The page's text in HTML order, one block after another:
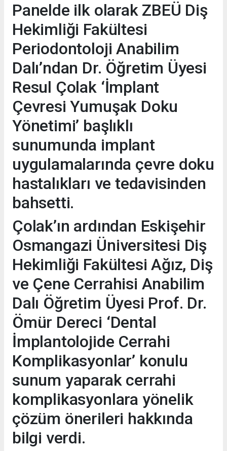
Panelde ilk olarak ZBEÜ Diş
Hekimliği Fakültesi
Periodontoloji Anabilim
Dalı’ndan Dr. Öğretim Üyesi
Resul Çolak ‘İmplant
Çevresi Yumuşak Doku
Yönetimi’ başlıklı
sunumunda implant
uygulamalarında çevre doku
hastalıkları ve tedavisinden
bahsetti.
Çolak’ın ardından Eskişehir
Osmangazi Üniversitesi Diş
Hekimliği Fakültesi Ağız, Diş
ve Çene Cerrahisi Anabilim
Dalı Öğretim Üyesi Prof. Dr.
Ömür Dereci ‘Dental
İmplantolojide Cerrahi
Komplikasyonlar’ konulu
sunum yaparak cerrahi
komplikasyonlara yönelik
çözüm önerileri hakkında
bilgi verdi.